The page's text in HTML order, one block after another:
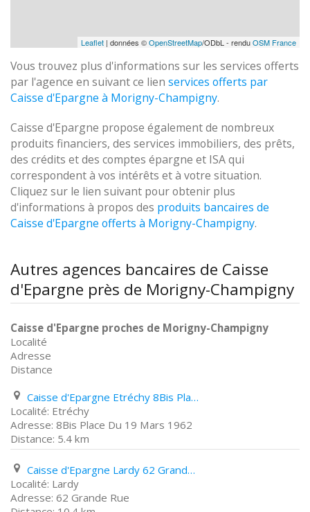
Leaflet | données ©OpenStreetMap/ODbL - renduOSM France
Vous trouvez plus d'informations sur les services offerts
par l'agence en suivant ce lien services offerts par
Caisse d'Epargne à Morigny-Champigny.
Caisse d'Epargne propose également de nombreux
produits financiers, des services immobiliers, des prêts,
des crédits et des comptes épargne et ISA qui
correspondent à vos intérêts et à votre situation.
Cliquez sur le lien suivant pour obtenir plus
d'informations à propos des produits bancaires de
Caisse d'Epargne offerts à Morigny-Champigny.
Autres agences bancaires de Caisse
d'Epargne près de Morigny-Champigny
Caisse d'Epargne proches de Morigny-Champigny
Localité
Adresse
Distance
Caisse d'Epargne Etréchy 8Bis Place Du 19 Mars 1962
Etréchy
8Bis Place Du 19 Mars 1962
5.4 km
Caisse d'Epargne Lardy 62 Grande Rue
Lardy
62 Grande Rue